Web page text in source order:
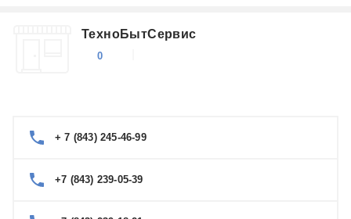
ТехноБытСервис
0
+ 7 (843) 245-46-99
+7 (843) 239-05-39